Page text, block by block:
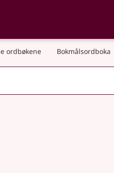
og
ordbøkene Bokmålsordboka